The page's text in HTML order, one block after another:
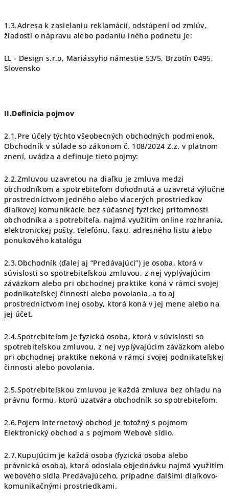
1.3.Adresa k zasielaniu reklamácií, odstúpení od zmlúv,
žiadosti o nápravu alebo podaniu iného podnetu je:
LL - Design s.r.o, Mariássyho námestie 53/5, Brzotín 0495,
Slovensko
II.Definícia pojmov
2.1.Pre účely týchto všeobecných obchodných podmienok,
Obchodník v súlade so zákonom č. 108/2024 Z.z. v platnom
znení, uvádza a definuje tieto pojmy:
2.2.Zmluvou uzavretou na diaľku je zmluva medzi
obchodníkom a spotrebiteľom dohodnutá a uzavretá výlučne
prostredníctvom jedného alebo viacerých prostriedkov
diaľkovej komunikácie bez súčasnej fyzickej prítomnosti
obchodníka a spotrebiteľa, najmä využitím online rozhrania,
elektronickej pošty, telefónu, faxu, adresného listu alebo
ponukového katalógu
2.3.Obchodník (ďalej aj “Predávajúci”) je osoba, ktorá v
súvislosti so spotrebiteľskou zmluvou, z nej vyplývajúcim
záväzkom alebo pri obchodnej praktike koná v rámci svojej
podnikateľskej činnosti alebo povolania, a to aj
prostredníctvom inej osoby, ktorá koná v jej mene alebo na
jej účet.
2.4.Spotrebiteľom je fyzická osoba, ktorá v súvislosti so
spotrebiteľskou zmluvou, z nej vyplývajúcim záväzkom alebo
pri obchodnej praktike nekoná v rámci svojej podnikateľskej
činnosti alebo povolania.
2.5.Spotrebiteľskou zmluvou je každá zmluva bez ohľadu na
právnu formu, ktorú uzatvára obchodník so spotrebiteľom.
2.6.Pojem Internetový obchod je totožný s pojmom
Elektronický obchod a s pojmom Webové sídlo.
2.7.Kupujúcim je každá osoba (fyzická osoba alebo
právnická osoba), ktorá odoslala objednávku najmä využitím
webového sídla Predávajúceho, prípadne ďalšími diaľkovo-
komunikačnými prostriedkami.